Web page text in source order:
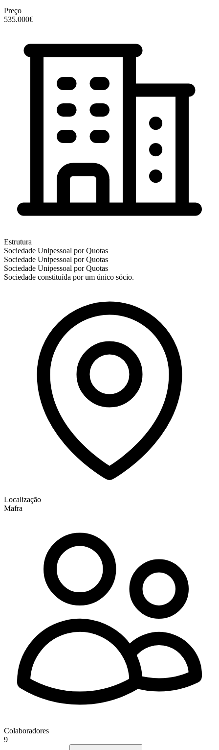
Preço
535.000€
Estrutura
Sociedade Unipessoal por Quotas
Sociedade Unipessoal por Quotas
Sociedade Unipessoal por Quotas
Sociedade constituída por um único sócio.
Localização
Mafra
Colaboradores
9